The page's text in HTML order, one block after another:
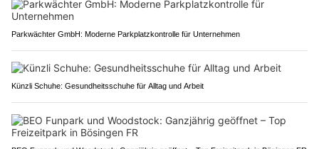
Parkwächter GmbH: Moderne Parkplatzkontrolle für Unternehmen
Künzli Schuhe: Gesundheitsschuhe für Alltag und Arbeit